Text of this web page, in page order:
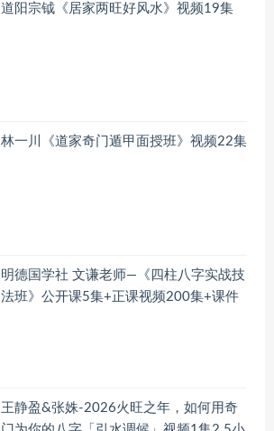
道阳宗钺《居家两旺好风水》视频19集
林一川《道家奇门遁甲面授班》视频22集
明德国学社 文谦老师—《四柱八字实战技
法班》公开课5集+正课视频200集+课件
王静盈&张姝-2026火旺之年，如何用奇